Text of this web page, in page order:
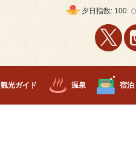
夕日 指数: 100
観光ガイド 温泉 宿泊